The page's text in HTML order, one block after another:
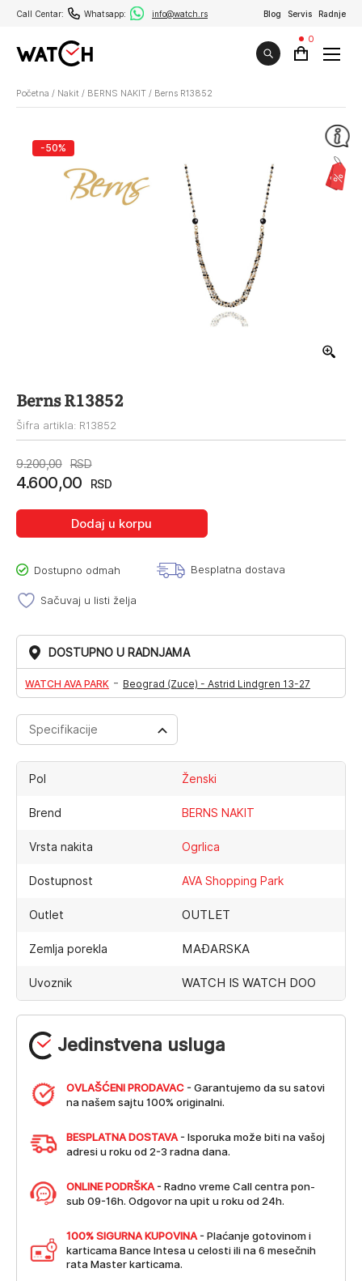
Call Centar: Whatsapp: info@watch.rs Blog Servis Radnje
0
Početna / Nakit / BERNS NAKIT / Berns R13852
-50%
Berns R13852
Šifra artikla: R13852
9.200,00 RSD
Originalna
cena
je
bila:
4.600,00 RSD
Trenutna
cena
je:
4.600,00RSD.
Dodaj u korpu
Dostupno odmah Besplatna dostava
Sačuvaj u listi želja
DOSTUPNO U RADNJAMA
WATCH AVA PARK - Beograd (Zuce) - Astrid Lindgren 13-27
Jedinstvena usluga
OVLAŠĆENI PRODAVAC - Garantujemo da su satovi
na našem sajtu 100% originalni.
BESPLATNA DOSTAVA - Isporuka može biti na vašoj
adresi u roku od 2-3 radna dana.
ONLINE PODRŠKA - Radno vreme Call centra pon-
sub 09-16h. Odgovor na upit u roku od 24h.
100% SIGURNA KUPOVINA - Plaćanje gotovinom i
karticama Bance Intesa u celosti ili na 6 mesečnih
rata Master karticama.
Specifikacije
Pol Ženski
Brend BERNS NAKIT
Vrsta nakita Ogrlica
Dostupnost AVA Shopping Park
Outlet OUTLET
Zemlja porekla MAĐARSKA
Uvoznik WATCH IS WATCH DOO